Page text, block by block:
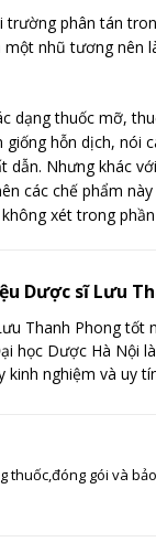
phân tán
nhũ tương nên
dạng thuốc mỡ,
hỗn dịch, nói
Nhưng khác
các chế phẩm
xét trong
Dược sĩ Lưu
Thanh Phong tốt
học Dược Hà Nội
kinh nghiệm và uy
thuốc,đóng gói và bảo